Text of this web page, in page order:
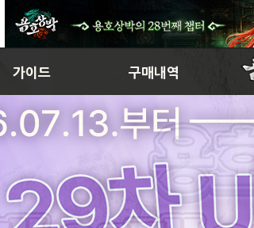
가이드
초보자가이드
게임소개
구매내역
구매내역